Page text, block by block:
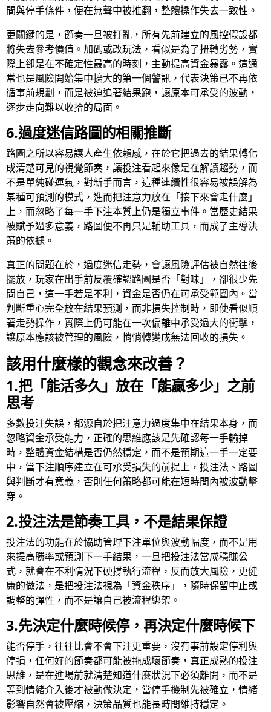
間與停手條件，便在無聲中被推翻，整體操作失去一致性。
更關鍵的是，節奏一旦被打亂，所有先前建立的風控假設都
將失去參考價值。加碼或改玩法，看似是為了扭轉劣勢，實
際上卻是在不確定性最高的時刻，主動提高資金暴露。這通
常也是風險開始集中擴大的第一個警訊，代表決策已不再依
循事前規劃，而是被迫追著結果跑，讓原本可承受的波動，
逐步走向難以收拾的局面。
6.過度迷信路圖的相關推斷
路圖之所以容易讓人產生依賴感，在於它把過去的結果轉化
成清楚可見的視覺節奏，讓投注看起來像是在解讀趨勢，而
不是單純碰運氣，對新手而言，這種連續性很容易被誤解為
某種可預測的模式，進而把注意力放在「接下來會走什麼」
上，而忽略了每一手下注本質上仍是獨立事件。當歷史結果
被賦予過多意義，路圖便不再只是輔助工具，而成了主導決
策的依據。
真正的問題在於，過度迷信走勢，會讓風險評估被自然往後
擺放，玩家在出手前反覆確認路圖是否「對味」，卻很少先
問自己，這一手若是不利，資金是否仍在可承受範圍內。當
判斷重心完全放在結果預測，而非損失控制時，即使看似順
著走勢操作，實際上仍可能在一次偏離中承受過大的衝擊，
讓原本應該被管理的風險，悄悄轉變成無法回收的損失。
該用什麼樣的觀念來改善？
1.把「能活多久」放在「能贏多少」之前
思考
多數投注失誤，都源自於把注意力過度集中在結果本身，而
忽略資金承受能力，正確的思維應該是先確認每一手輸掉
時，整體資金結構是否仍然穩定，而不是預期這一手一定要
中，當下注順序建立在可承受損失的前提上，投注法、路圖
與判斷才有意義，否則任何策略都可能在短時間內被波動擊
穿。
2.投注法是節奏工具，不是結果保證
投注法的功能在於協助管理下注單位與波動幅度，而不是用
來提高勝率或預測下一手結果，一旦把投注法當成穩賺公
式，就會在不利情況下硬撐執行流程，反而放大風險，更健
康的做法，是把投注法視為「資金秩序」，隨時保留中止或
調整的彈性，而不是讓自己被流程綁架。
3.先決定什麼時候停，再決定什麼時候下
能否停手，往往比會不會下注更重要，沒有事前設定停利與
停損，任何好的節奏都可能被拖成壞節奏，真正成熟的投注
思維，是在進場前就清楚知道什麼狀況下必須離開，而不是
等到情緒介入後才被動做決定，當停手機制先被確立，情緒
影響自然會被壓縮，決策品質也能長時間維持穩定。